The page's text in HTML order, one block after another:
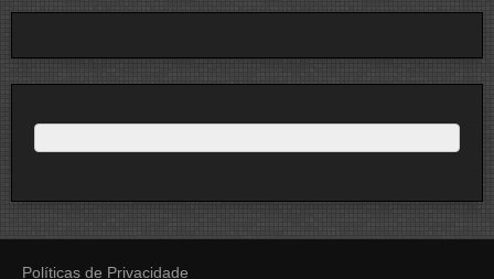
Políticas de Privacidade